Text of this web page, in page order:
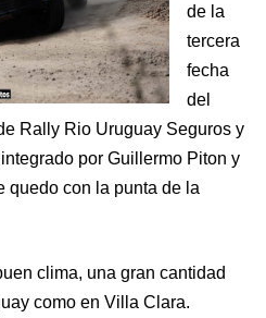
de la
tercera
fecha
del
Rally Rio Uruguay Seguros y
por Guillermo Piton y
quedo con la punta de la
clima, una gran cantidad
como en Villa Clara.